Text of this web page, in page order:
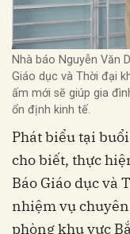
Nhà báo Nguyễn Văn
Giáo dục và Thời đại
ấm mới sẽ giúp gia
ổn định kinh tế.
Phát biểu tại
cho biết, thực
Báo Giáo dục và
nhiệm vụ
phòng khu vực